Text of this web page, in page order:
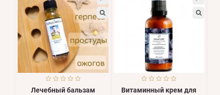
Лечебный бальзам
Витаминный крем для